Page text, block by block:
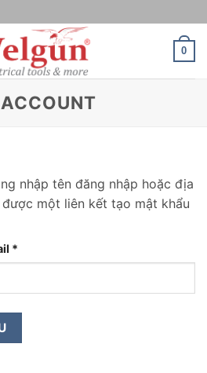
0
nhập tên đăng nhập hoặc địa
được một liên kết tạo mật khẩu
*
buộc